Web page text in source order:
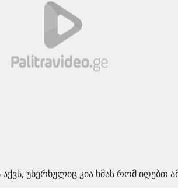
უხერხულიც კია ხმას რომ იღებთ